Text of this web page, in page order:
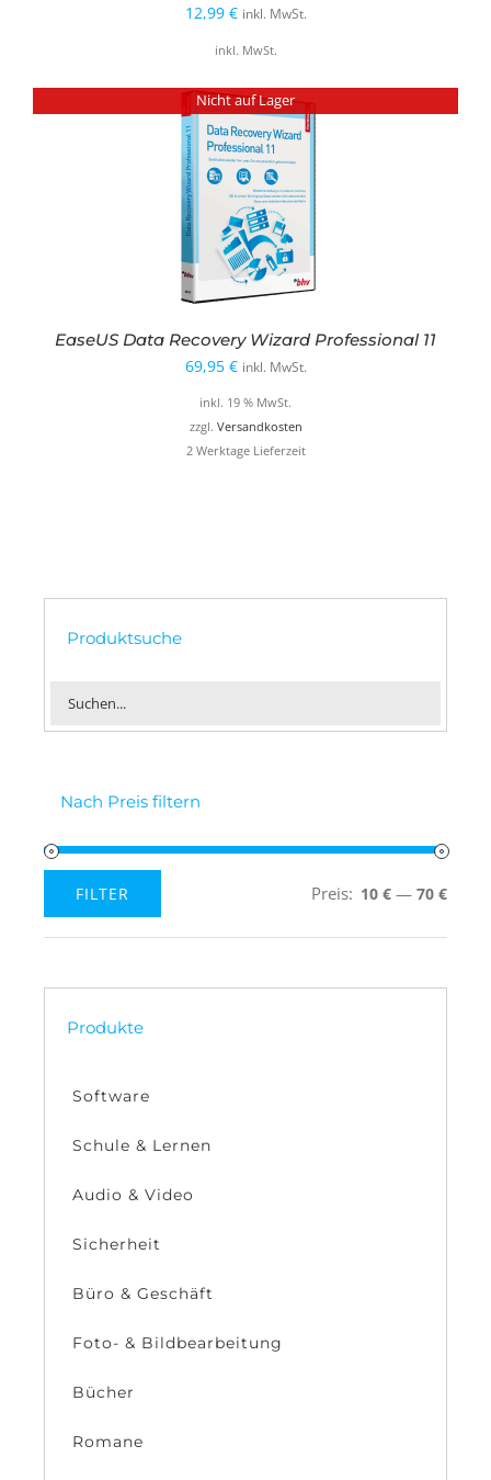
12,99 € inkl. MwSt.
inkl. MwSt.
Nicht auf Lager
EaseUS Data Recovery Wizard Professional 11
69,95 € inkl. MwSt.
inkl. 19 % MwSt.
zzgl. Versandkosten
2 Werktage Lieferzeit
Produktsuche
Nach Preis filtern
Preis
Preis
FILTER Preis: 10 € — 70 €
Produkte
Software
Schule & Lernen
Audio & Video
Sicherheit
Büro & Geschäft
Foto- & Bildbearbeitung
Bücher
Romane